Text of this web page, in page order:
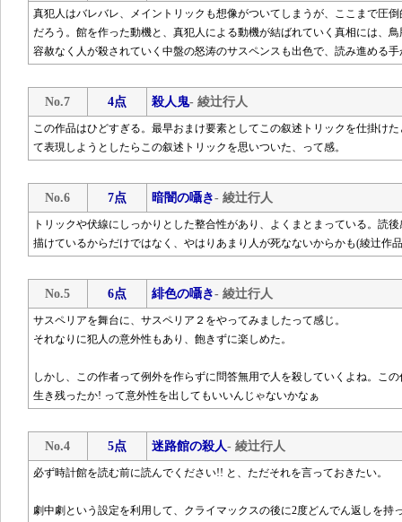
真犯人はバレバレ、メイントリックも想像がついてしまうが、ここまで圧
だろう。館を作った動機と、真犯人による動機が結ばれていく真相には、
容赦なく人が殺されていく中盤の怒涛のサスペンスも出色で、読み進める
No.7 4点 殺人鬼- 綾辻行人
この作品はひどすぎる。最早おまけ要素としてこの叙述トリックを仕掛け
て表現しようとしたらこの叙述トリックを思いついた、って感。
No.6 7点 暗闇の囁き- 綾辻行人
トリックや伏線にしっかりとした整合性があり、よくまとまっている。読
描けているからだけではなく、やはりあまり人が死なないからかも(綾辻作
No.5 6点 緋色の囁き- 綾辻行人
サスペリアを舞台に、サスペリア２をやってみましたって感じ。
それなりに犯人の意外性もあり、飽きずに楽しめた。
しかし、この作者って例外を作らずに問答無用で人を殺していくよね。こ
生き残ったか! って意外性を出してもいいんじゃないかなぁ
No.4 5点 迷路館の殺人- 綾辻行人
必ず時計館を読む前に読んでください!! と、ただそれを言っておきたい。
劇中劇という設定を利用して、クライマックスの後に2度どんでん返しを持